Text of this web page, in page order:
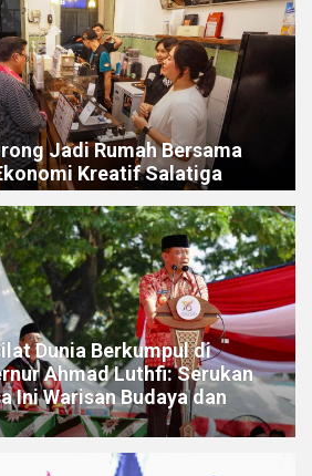
Jadi Rumah Bersama
Kreatif Salatiga
Dunia Berkumpul di
Ahmad Luthfi: Serukan
Ini Warisan Budaya dan